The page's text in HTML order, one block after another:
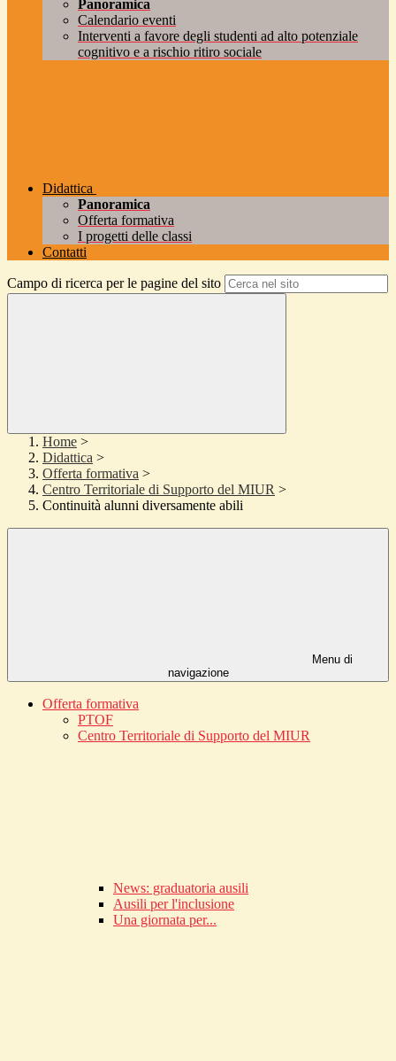
Panoramica
Calendario eventi
Interventi a favore degli studenti ad alto potenziale
cognitivo e a rischio ritiro sociale
Didattica
Panoramica
Offerta formativa
I progetti delle classi
Contatti
Campo di ricerca per le pagine del sito
Home >
Didattica >
Offerta formativa >
Centro Territoriale di Supporto del MIUR >
Continuità alunni diversamente abili
Menu di
navigazione
Offerta formativa
PTOF
Centro Territoriale di Supporto del MIUR
News: graduatoria ausili
Ausili per l'inclusione
Una giornata per...